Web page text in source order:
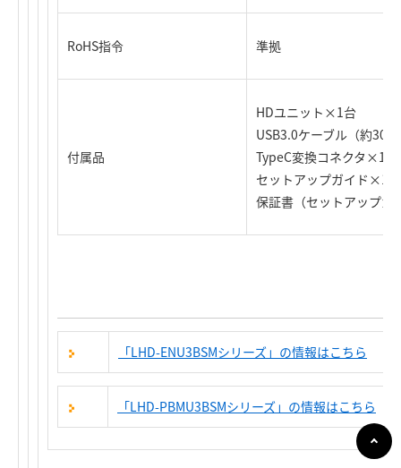
RoHS指令 準拠
付属品
HDユニット×1台
USB3.0ケーブル（約
TypeC変換コネクタ×1個
セットアップガイド×1式
保証書（セットアップ
「LHD-ENU3BSMシリーズ」の情報はこちら
「LHD-PBMU3BSMシリーズ」の情報はこちら